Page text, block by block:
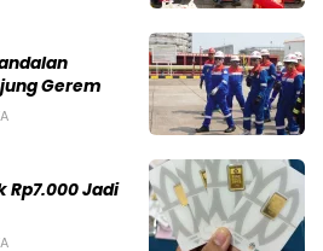
Gerem
Rp7.000 Jadi